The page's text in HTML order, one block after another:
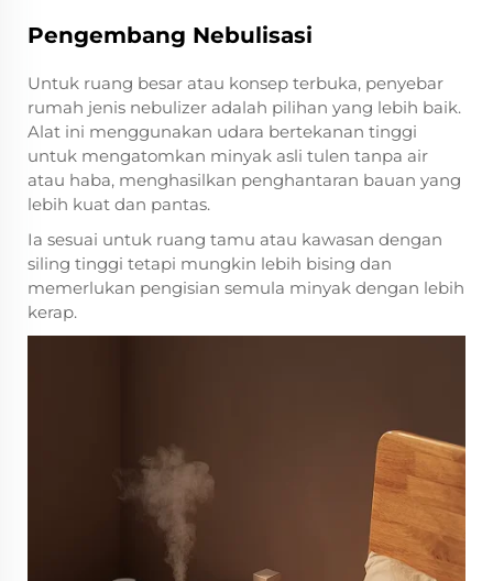
Pengembang Nebulisasi
Untuk ruang besar atau konsep terbuka, penyebar
rumah jenis nebulizer adalah pilihan yang lebih baik.
Alat ini menggunakan udara bertekanan tinggi
untuk mengatomkan minyak asli tulen tanpa air
atau haba, menghasilkan penghantaran bauan yang
lebih kuat dan pantas.
Ia sesuai untuk ruang tamu atau kawasan dengan
siling tinggi tetapi mungkin lebih bising dan
memerlukan pengisian semula minyak dengan lebih
kerap.